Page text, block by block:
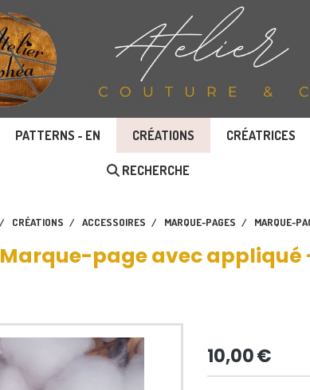
PATTERNS - EN CRÉATIONS CRÉATRICES
RECHERCHE
CRÉATIONS ACCESSOIRES MARQUE-PAGES MARQUE-
Marque-page avec appliqué
10,00€